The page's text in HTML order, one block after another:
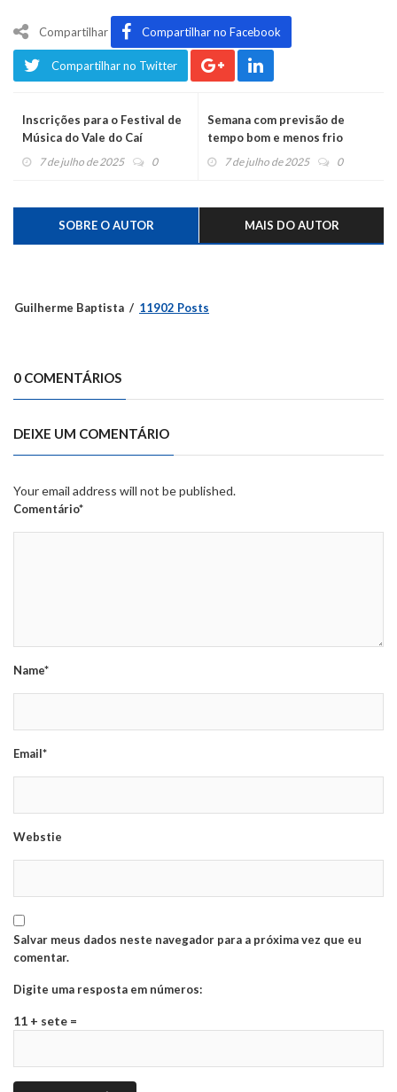
Compartilhar Compartilhar no Facebook
Compartilhar no Twitter
Inscrições para o Festival de
Música do Vale do Caí
encerram hoje
7 de julho de 2025 0
Semana com previsão de
tempo bom e menos frio
7 de julho de 2025 0
SOBRE O AUTOR MAIS DO AUTOR
Guilherme Baptista 11902 Posts
0 COMENTÁRIOS
DEIXE UM COMENTÁRIO
Your email address will not be published.
Comentário*
Name*
Email*
Webstie
Salvar meus dados neste navegador para a próxima vez que eu
comentar.
Digite uma resposta em números:
11 + sete =